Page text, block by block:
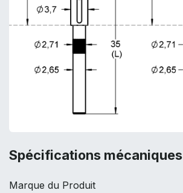
Spécifications mécaniques
Marque du Produit